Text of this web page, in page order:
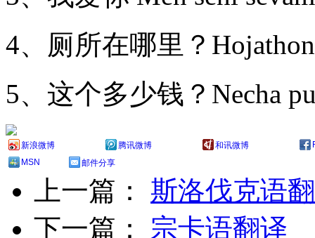
4、厕所在哪里？
5、这个多少钱？Necha
新浪微博 腾讯微博 和讯微博
MSN
邮件分享
上一篇： 斯洛伐克语
下一篇： 宗卡语翻译